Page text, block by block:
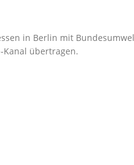
in Berlin mit
Kanal übertragen.